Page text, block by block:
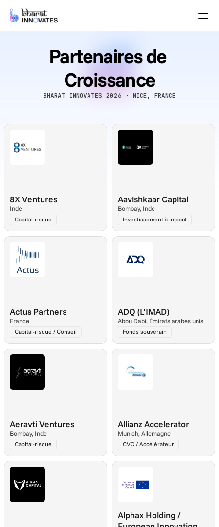
Partenaires de Croissance
Programme des pitchs
Plan du site
Événements passés
Partenaires de
Croissance
BHARAT INNOVATES 2026 • NICE, FRANCE
8X Ventures
Inde
Capital-risque
Aavishkaar Capital
Bombay, Inde
Investissement à impact
Actus Partners
France
Capital-risque / Conseil
ADQ (L'IMAD)
Abou Dabi, Émirats arabes unis
Fonds souverain
Aeravti Ventures
Bombay, Inde
Capital-risque
Allianz Accelerator
Munich, Allemagne
CVC / Accélérateur
Alphax Holding /